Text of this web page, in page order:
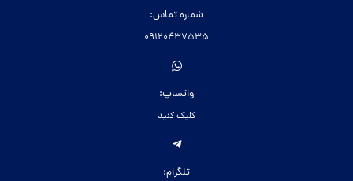
شماره تماس:
09120437535
واتساپ:
کلیک کنید
تلگرام: